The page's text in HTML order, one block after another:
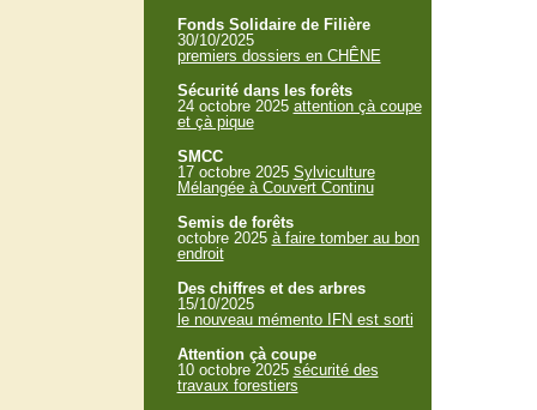
Fonds Solidaire de Filière
30/10/2025
premiers dossiers en CHÊNE
Sécurité dans les forêts
24 octobre 2025 attention çà coupe
et çà pique
SMCC
17 octobre 2025 Sylviculture
Mélangée à Couvert Continu
Semis de forêts
octobre 2025 à faire tomber au bon
endroit
Des chiffres et des arbres
15/10/2025
le nouveau mémento IFN est sorti
Attention çà coupe
10 octobre 2025 sécurité des
travaux forestiers